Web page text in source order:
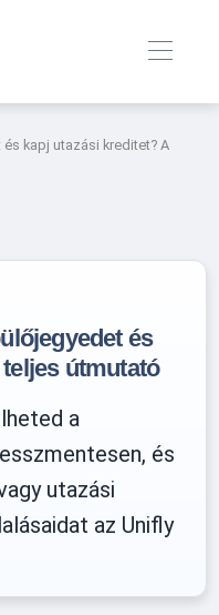
kapj utazási kreditet? A
és
útmutató
a
és
utazási
az Unifly